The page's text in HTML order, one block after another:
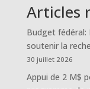
Articles
Budget fédéral:
soutenir la
30 juillet 2026
Appui de 2 M$